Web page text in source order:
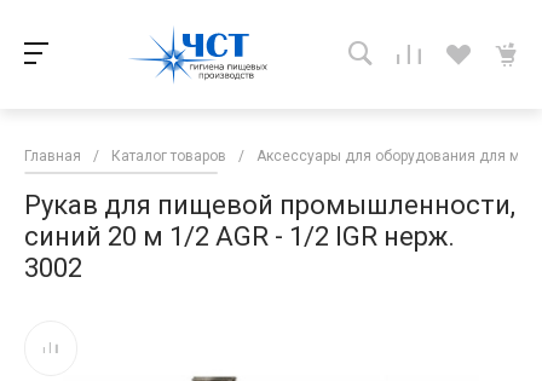
Главная / Каталог товаров / Аксессуары для оборудования для
Рукав для пищевой промышленности,
синий 20 м 1/2 AGR - 1/2 IGR нерж.
3002